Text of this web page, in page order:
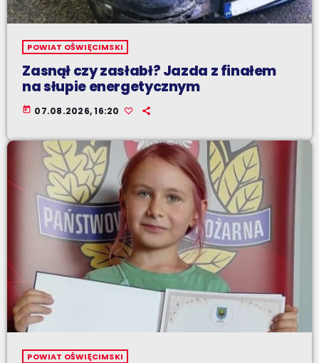
POWIAT OŚWIĘCIMSKI
Zasnął czy zasłabł? Jazda z finałem
na słupie energetycznym
today 07.08.2026, 16:20
POWIAT OŚWIĘCIMSKI